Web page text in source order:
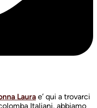
Laura e’ qui a trovarci
Italiani, abbiamo